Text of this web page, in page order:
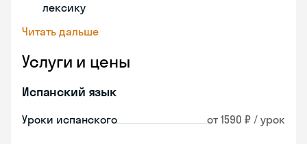
лексику
Читать дальше
Услуги и цены
Испанский язык
Уроки испанского от 1590 ₽ / урок